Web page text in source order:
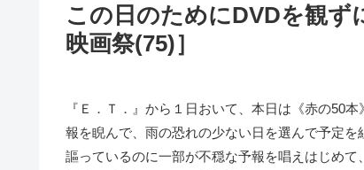
この日のためにDVDを観ず
映画祭(75)］
『Ｅ．Ｔ．』から１日おいて、本日は《赤の50
報を睨んで、雨の恐れの少ない日を選んで予定
謳っているのに一部が不穏な予報を唱えはじめ